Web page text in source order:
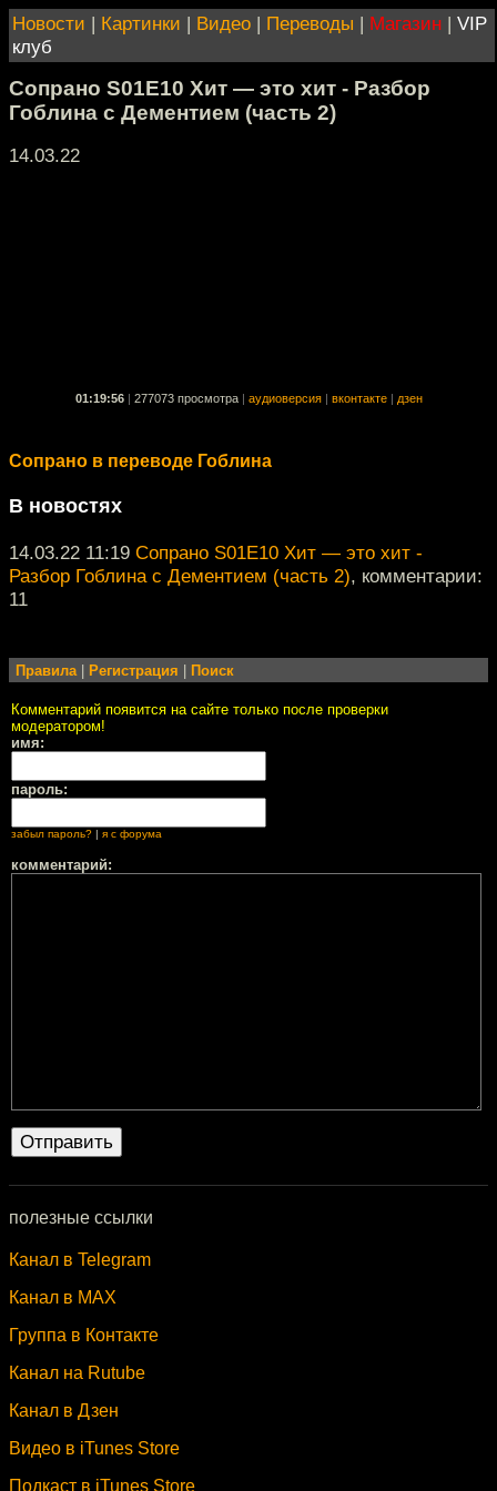
Новости | Картинки | Видео | Переводы | Магазин | VIP
клуб
Сопрано S01E10 Хит — это хит - Разбор
Гоблина с Дементием (часть 2)
14.03.22
01:19:56 277073 просмотра аудиоверсия вконтакте дзен
Сопрано в переводе Гоблина
В новостях
14.03.22 11:19 Сопрано S01E10 Хит — это хит -
Разбор Гоблина с Дементием (часть 2), комментарии:
11
Правила| Регистрация Поиск
Комментарий появится на сайте только после проверки
модератором!
имя:
пароль:
забыл пароль? я с форума
комментарий:
полезные ссылки
Канал в Telegram
Канал в MAX
Группа в Контакте
Канал на Rutube
Канал в Дзен
Видео в iTunes Store
Подкаст в iTunes Store